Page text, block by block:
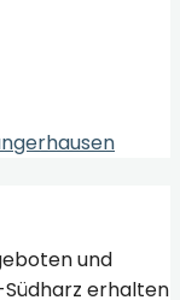
und
Südharz erhalten